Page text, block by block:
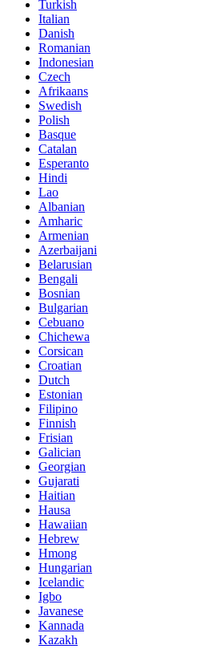
Turkish
Italian
Danish
Romanian
Indonesian
Czech
Afrikaans
Swedish
Polish
Basque
Catalan
Esperanto
Hindi
Lao
Albanian
Amharic
Armenian
Azerbaijani
Belarusian
Bengali
Bosnian
Bulgarian
Cebuano
Chichewa
Corsican
Croatian
Dutch
Estonian
Filipino
Finnish
Frisian
Galician
Georgian
Gujarati
Haitian
Hausa
Hawaiian
Hebrew
Hmong
Hungarian
Icelandic
Igbo
Javanese
Kannada
Kazakh